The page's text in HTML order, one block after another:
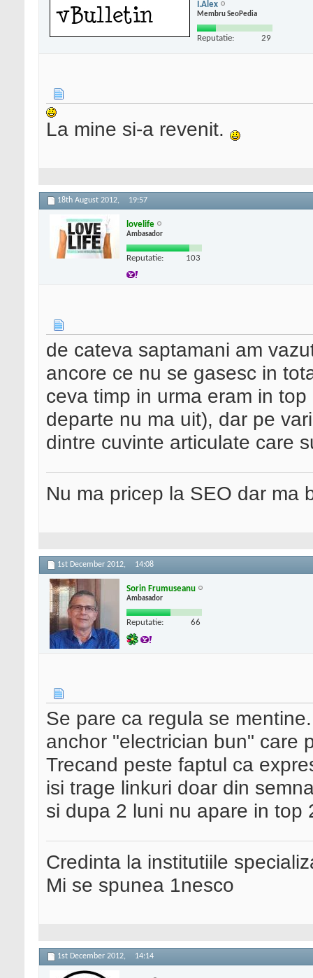
I.Alex
Membru SeoPedia
Reputatie: 29
La mine si-a revenit.
18th August 2012, 19:57
lovelife
Ambasador
Reputatie: 103
de cateva saptamani am
ancore ce nu se gasesc in
ceva timp in urma eram in
departe nu ma uit), dar pe
dintre cuvinte articulate care
Nu ma pricep la SEO dar ma
1st December 2012, 14:08
Sorin Frumuseanu
Ambasador
Reputatie: 66
Se pare ca regula se
anchor "electrician bun" care
Trecand peste faptul ca
isi trage linkuri doar din
si dupa 2 luni nu apare in top
Credinta la institutiile
Mi se spunea 1nesco
1st December 2012, 14:14